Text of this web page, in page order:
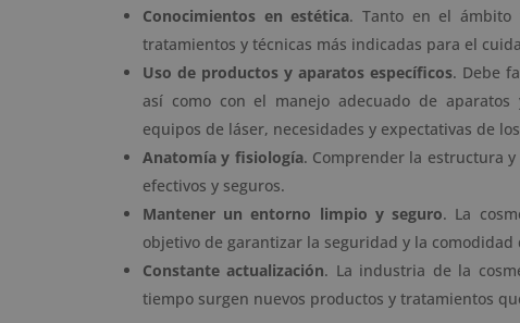
Conocimientos en estética. Tanto en el ámbito
tratamientos y técnicas más indicadas para el
Uso de productos y aparatos específicos. Debe
así como con el manejo adecuado de
equipos de láser, necesidades y expectativas de
Anatomía y fisiología. Comprender la estructura
efectivos y seguros.
Mantener un entorno limpio y seguro. La
objetivo de garantizar la seguridad y la comodidad
Constante actualización. La industria de la
tiempo surgen nuevos productos y tratamientos